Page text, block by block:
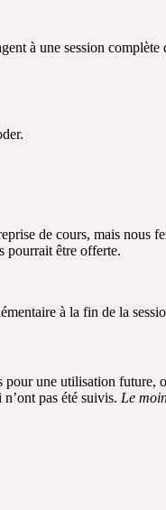
à une session complète
de cours, mais nous
pourrait être offerte.
à la fin de la
une utilisation future,
pas été suivis. Le